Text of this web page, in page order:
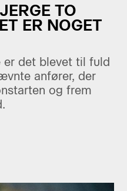
TO
ER NOGET
er det blevet til fuld
anfører, der
og frem